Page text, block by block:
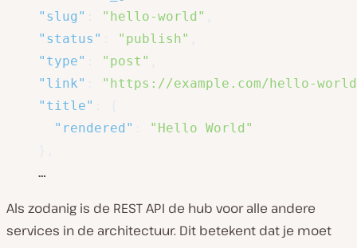
"slug"
"hello-world"
"status"
"publish"
"type"
"post"
"link"
"https://example.com/hello-
"title"
"rendered"
"Hello World"
    …
Als zodanig is de REST API de hub voor alle andere
services in de architectuur. Dit betekent dat je moet